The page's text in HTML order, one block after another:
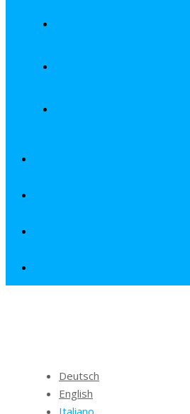
Deutsch
English
Italiano